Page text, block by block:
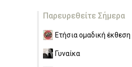
Παρευρεθείτε Σήμερα
Ετήσια ομαδική
Γυναίκα